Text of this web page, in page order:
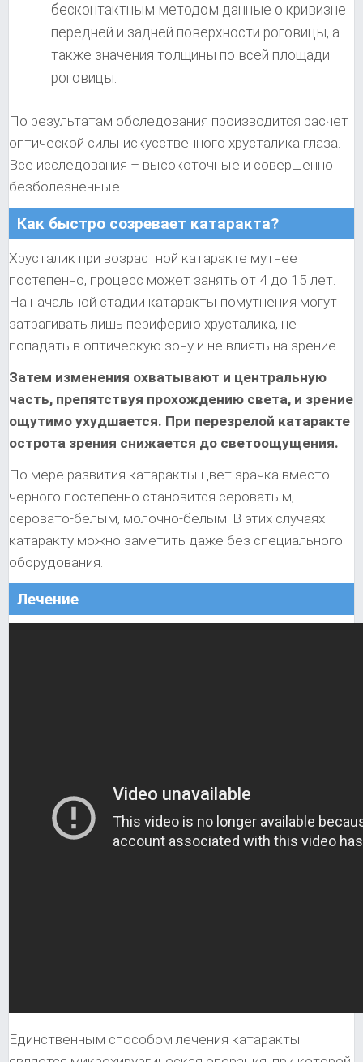
бесконтактным методом данные о кривизне
передней и задней поверхности роговицы, а
также значения толщины по всей площади
роговицы.
По результатам обследования производится расчет
оптической силы искусственного хрусталика глаза.
Все исследования – высокоточные и совершенно
безболезненные.
Как быстро созревает катаракта?
Хрусталик при возрастной катаракте мутнеет
постепенно, процесс может занять от 4 до 15 лет.
На начальной стадии катаракты помутнения могут
затрагивать лишь периферию хрусталика, не
попадать в оптическую зону и не влиять на зрение.
Затем изменения охватывают и центральную
часть, препятствуя прохождению света, и зрение
ощутимо ухудшается. При перезрелой катаракте
острота зрения снижается до светоощущения.
По мере развития катаракты цвет зрачка вместо
чёрного постепенно становится сероватым,
серовато-белым, молочно-белым. В этих случаях
катаракту можно заметить даже без специального
оборудования.
Лечение
Единственным способом лечения катаракты